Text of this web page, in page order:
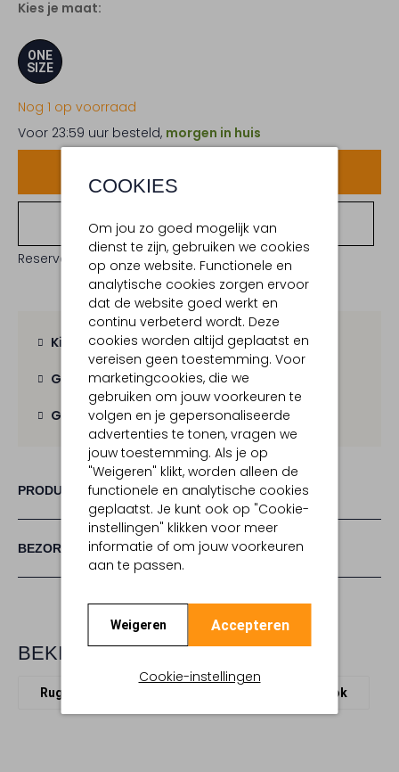
COOKIES
Om jou zo goed mogelijk van
dienst te zijn, gebruiken we cookies
op onze website. Functionele en
analytische cookies zorgen ervoor
dat de website goed werkt en
continu verbeterd wordt. Deze
cookies worden altijd geplaatst en
vereisen geen toestemming. Voor
marketingcookies, die we
gebruiken om jouw voorkeuren te
volgen en je gepersonaliseerde
advertenties te tonen, vragen we
jouw toestemming. Als je op
"Weigeren" klikt, worden alleen de
functionele en analytische cookies
geplaatst. Je kunt ook op "Cookie-
instellingen" klikken voor meer
informatie of om jouw voorkeuren
aan te passen.
Weigeren Accepteren
Cookie-instellingen
Kies je maat:
ONE
SIZE
Nog 1 op voorraad
Voor 23:59 uur besteld, morgen in huis
Bekijk winkelvoorraad
Reserveer direct in een van onze 19 boutiques
Kies zelf je bezorgmoment
Gratis verzendingvanaf € 100,-
Gratis retourbinnen 30 dagen
PRODUCT INFORMATIE
BEZORGEN & RETOURNEREN
BEKIJK MEER
Rugtassen Leatherlook